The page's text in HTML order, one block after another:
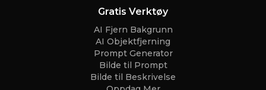
Gratis Verktøy
AI Fjern Bakgrunn
AI Objektfjerning
Prompt Generator
Bilde til Prompt
Bilde til Beskrivelse